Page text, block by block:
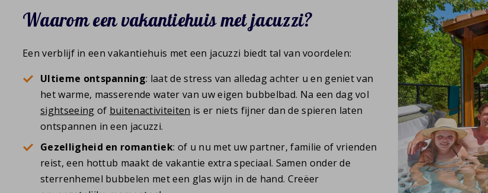
Waarom een vakantiehuis met jacuzzi?
Een verblijf in een vakantiehuis met een jacuzzi biedt tal van voordelen:
Ultieme ontspanning: laat de stress van alledag achter u en geniet van
het warme, masserende water van uw eigen bubbelbad. Na een dag vol
sightseeing of buitenactiviteiten is er niets fijner dan de spieren laten
ontspannen in een jacuzzi.
Gezelligheid en romantiek: of u nu met uw partner, familie of vrienden
reist, een hottub maakt de vakantie extra speciaal. Samen onder de
sterrenhemel bubbelen met een glas wijn in de hand. Creëer